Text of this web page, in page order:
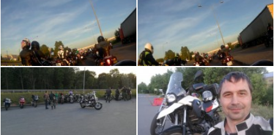
В случае подозрительно-плохой погоды - читайте
комментарии, за час решим ехать или нет.